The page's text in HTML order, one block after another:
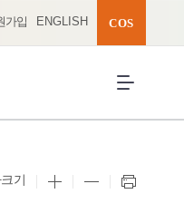
가입 ENGLISH COS
기